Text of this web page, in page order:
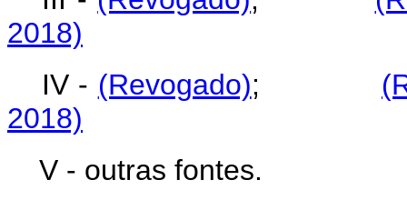
2018)
IV - (Revogado);
2018)
V - outras fontes.